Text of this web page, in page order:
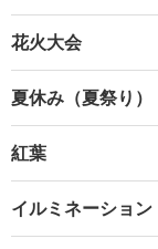
花火大会
夏休み（夏祭り）
紅葉
イルミネーション